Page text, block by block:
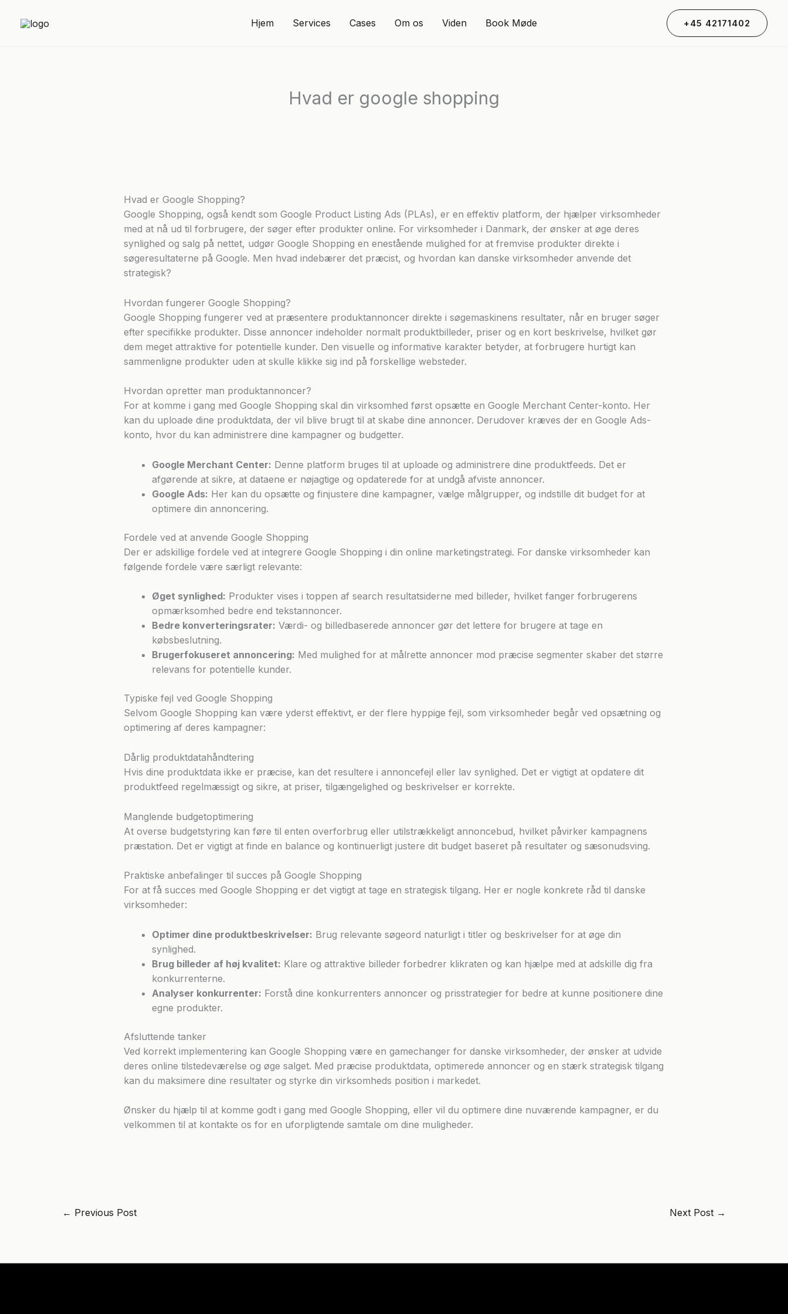
Hjem Services Cases Om os Viden Book Møde +45 42171402
Hvad er google shopping
Hvad er Google Shopping?
Google Shopping, også kendt som Google Product Listing Ads (PLAs), er en effektiv platform, der hjælper virksomheder
med at nå ud til forbrugere, der søger efter produkter online. For virksomheder i Danmark, der ønsker at øge deres
synlighed og salg på nettet, udgør Google Shopping en enestående mulighed for at fremvise produkter direkte i
søgeresultaterne på Google. Men hvad indebærer det præcist, og hvordan kan danske virksomheder anvende det
strategisk?
Hvordan fungerer Google Shopping?
Google Shopping fungerer ved at præsentere produktannoncer direkte i søgemaskinens resultater, når en bruger søger
efter specifikke produkter. Disse annoncer indeholder normalt produktbilleder, priser og en kort beskrivelse, hvilket gør
dem meget attraktive for potentielle kunder. Den visuelle og informative karakter betyder, at forbrugere hurtigt kan
sammenligne produkter uden at skulle klikke sig ind på forskellige websteder.
Hvordan opretter man produktannoncer?
For at komme i gang med Google Shopping skal din virksomhed først opsætte en Google Merchant Center-konto. Her
kan du uploade dine produktdata, der vil blive brugt til at skabe dine annoncer. Derudover kræves der en Google Ads-
konto, hvor du kan administrere dine kampagner og budgetter.
Google Merchant Center: Denne platform bruges til at uploade og administrere dine produktfeeds. Det er
afgørende at sikre, at dataene er nøjagtige og opdaterede for at undgå afviste annoncer.
Google Ads: Her kan du opsætte og finjustere dine kampagner, vælge målgrupper, og indstille dit budget for at
optimere din annoncering.
Fordele ved at anvende Google Shopping
Der er adskillige fordele ved at integrere Google Shopping i din online marketingstrategi. For danske virksomheder kan
følgende fordele være særligt relevante:
Øget synlighed: Produkter vises i toppen af ​​search resultatsiderne med billeder, hvilket fanger forbrugerens
opmærksomhed bedre end tekstannoncer.
Bedre konverteringsrater: Værdi- og billedbaserede annoncer gør det lettere for brugere at tage en
købsbeslutning.
Brugerfokuseret annoncering: Med mulighed for at målrette annoncer mod præcise segmenter skaber det større
relevans for potentielle kunder.
Typiske fejl ved Google Shopping
Selvom Google Shopping kan være yderst effektivt, er der flere hyppige fejl, som virksomheder begår ved opsætning og
optimering af deres kampagner:
Dårlig produktdatahåndtering
Hvis dine produktdata ikke er præcise, kan det resultere i annoncefejl eller lav synlighed. Det er vigtigt at opdatere dit
produktfeed regelmæssigt og sikre, at priser, tilgængelighed og beskrivelser er korrekte.
Manglende budgetoptimering
At overse budgetstyring kan føre til enten overforbrug eller utilstrækkeligt annoncebud, hvilket påvirker kampagnens
præstation. Det er vigtigt at finde en balance og kontinuerligt justere dit budget baseret på resultater og sæsonudsving.
Praktiske anbefalinger til succes på Google Shopping
For at få succes med Google Shopping er det vigtigt at tage en strategisk tilgang. Her er nogle konkrete råd til danske
virksomheder:
Optimer dine produktbeskrivelser: Brug relevante søgeord naturligt i titler og beskrivelser for at øge din
synlighed.
Brug billeder af høj kvalitet: Klare og attraktive billeder forbedrer klikraten og kan hjælpe med at adskille dig fra
konkurrenterne.
Analyser konkurrenter: Forstå dine konkurrenters annoncer og prisstrategier for bedre at kunne positionere dine
egne produkter.
Afsluttende tanker
Ved korrekt implementering kan Google Shopping være en gamechanger for danske virksomheder, der ønsker at udvide
deres online tilstedeværelse og øge salget. Med præcise produktdata, optimerede annoncer og en stærk strategisk tilgang
kan du maksimere dine resultater og styrke din virksomheds position i markedet.
Ønsker du hjælp til at komme godt i gang med Google Shopping, eller vil du optimere dine nuværende kampagner, er du
velkommen til at kontakte os for en uforpligtende samtale om dine muligheder.
← Previous Post Next Post →